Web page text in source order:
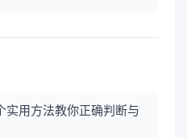
实用方法教你正确判断与